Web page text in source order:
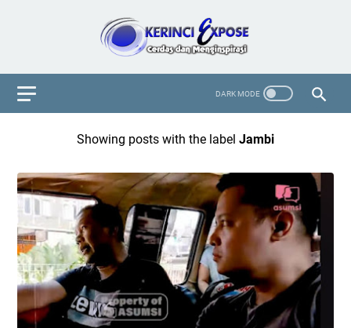
Showing posts with the label Jambi